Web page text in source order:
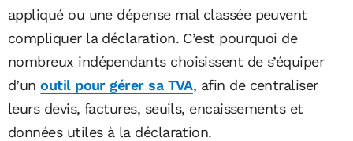
appliqué ou une dépense mal classée peuvent
compliquer la déclaration. C’est pourquoi de
nombreux indépendants choisissent de s’équiper
d’unoutil pour gérer sa TVA, afin de centraliser
leurs devis, factures, seuils, encaissements et
données utiles à la déclaration.